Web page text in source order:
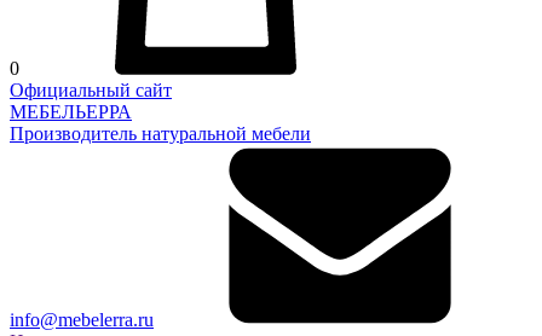
0
Официальный сайт
МЕБЕЛЬЕРРА
Производитель натуральной мебели
info@mebelerra.ru